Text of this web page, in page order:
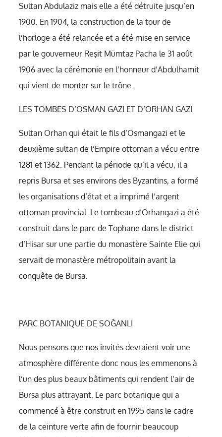
Sultan Abdulaziz mais elle a été détruite jusqu’en
1900. En 1904, la construction de la tour de
l’horloge a été relancée et a été mise en service
par le gouverneur Reşit Mümtaz Pacha le 31 août
1906 avec la cérémonie en l’honneur d’Abdulhamit
qui vient de monter sur le trône.
LES TOMBES D’OSMAN GAZI ET D’ORHAN GAZI
Sultan Orhan qui était le fils d’Osmangazi et le
deuxième sultan de l’Empire ottoman a vécu entre
1281 et 1362. Pendant la période qu’il a vécu, il a
repris Bursa et ses environs des Byzantins, a formé
les organisations d’état et a imprimé l’argent
ottoman provincial. Le tombeau d’Orhangazi a été
construit dans le parc de Tophane dans le district
d’Hisar sur une partie du monastère Sainte Elie qui
servait de monastère métropolitain avant la
conquête de Bursa.
PARC BOTANIQUE DE SOĞANLI
Nous pensons que nos invités devraient voir une
atmosphère différente donc nous les emmenons à
l’un des plus beaux bâtiments qui rendent l’air de
Bursa plus attrayant. Le parc botanique qui a
commencé à être construit en 1995 dans le cadre
de la ceinture verte afin de fournir beaucoup